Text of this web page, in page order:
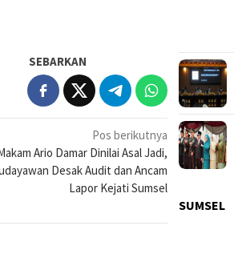
SEBARKAN
Pos berikutnya
Ario Damar Dinilai Asal Jadi,
Desak Audit dan Ancam
Lapor Kejati Sumsel
SUMSEL